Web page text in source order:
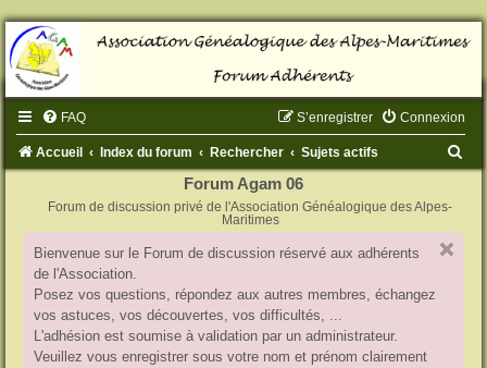
FAQ Connexion
S’enregistrer
Accueil Index du forum Rechercher Sujets actifs
Forum Agam 06
Forum de discussion privé de l'Association Généalogique des Alpes-
Maritimes
Bienvenue sur le Forum de discussion réservé aux adhérents
de l'Association.
Posez vos questions, répondez aux autres membres, échangez
vos astuces, vos découvertes, vos difficultés, ...
L'adhésion est soumise à validation par un administrateur.
Veuillez vous enregistrer sous votre nom et prénom clairement